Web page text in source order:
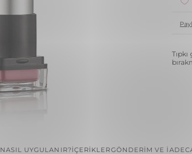
NASIL UYGULANIR?İÇERİKLERGÖNDERİM VE İADE